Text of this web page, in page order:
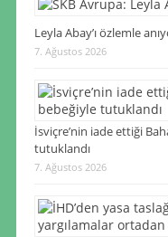
Leyla Abay’ı özlemle
7. Ağustos 2026
İsviçre’nin iade ettiği
tutuklandı
7. Ağustos 2026